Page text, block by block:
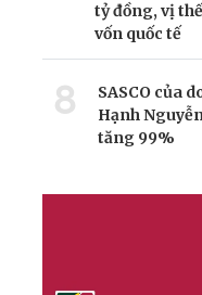
tỷ đồng, vị
vốn quốc tế
8
SASCO của
Hạnh
tăng 99%